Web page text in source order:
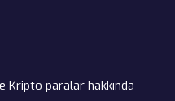
paralar hakkında